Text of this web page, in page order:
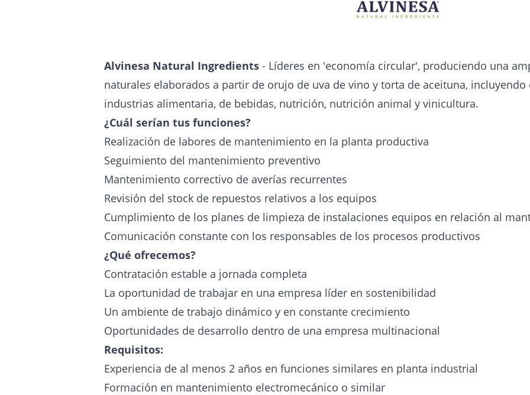
Alvinesa Natural Ingredients - Líderes en 'economía circular', produciendo una
naturales elaborados a partir de orujo de uva de vino y torta de aceituna,
industrias alimentaria, de bebidas, nutrición, nutrición animal y vinicultura.
¿Cuál serían tus funciones?
Realización de labores de mantenimiento en la planta productiva
Seguimiento del mantenimiento preventivo
Mantenimiento correctivo de averías recurrentes
Revisión del stock de repuestos relativos a los equipos
Cumplimiento de los planes de limpieza de instalaciones equipos en relación al
Comunicación constante con los responsables de los procesos productivos
¿Qué ofrecemos?
Contratación estable a jornada completa
La oportunidad de trabajar en una empresa líder en sostenibilidad
Un ambiente de trabajo dinámico y en constante crecimiento
Oportunidades de desarrollo dentro de una empresa multinacional
Requisitos:
Experiencia de al menos 2 años en funciones similares en planta industrial
Formación en mantenimiento electromecánico o similar